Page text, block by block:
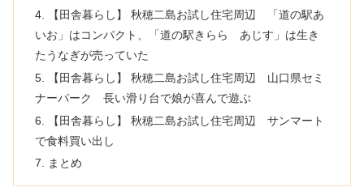
4. 【田舎暮らし】 秋穂二島お試し住宅周辺 「道の駅あ
いお」はコンパクト、「道の駅きらら あじす」は生き
たうなぎが売っていた
5. 【田舎暮らし】 秋穂二島お試し住宅周辺 山口県セミ
ナーパーク 長い滑り台で娘が喜んで遊ぶ
6. 【田舎暮らし】 秋穂二島お試し住宅周辺 サンマート
で食料買い出し
7. まとめ